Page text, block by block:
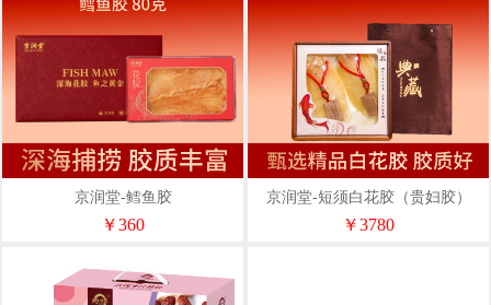
京润堂-鳕鱼胶
￥360
京润堂-短须白花胶（贵妇胶）
￥3780